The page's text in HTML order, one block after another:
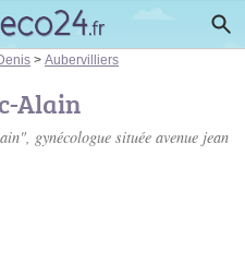
> Aubervilliers
Alain
gynécologue située avenue jean